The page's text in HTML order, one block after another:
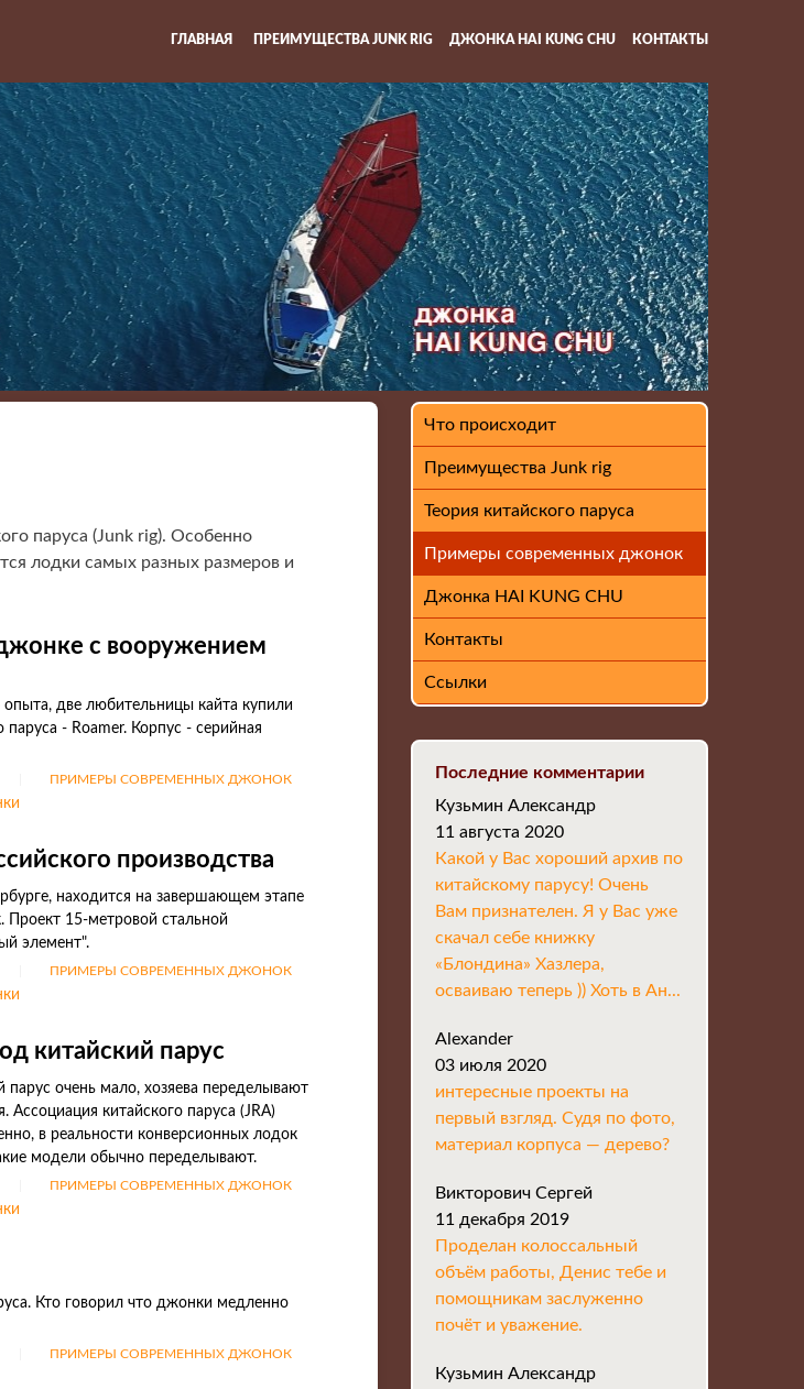
ГЛАВНАЯ ПРЕИМУЩЕСТВА JUNK RIG ДЖОНКА HAI KUNG CHU КОНТАКТЫ
паруса (Junk rig). Особенно
лодки самых разных размеров и
с вооружением
две любительницы кайта купили
- Roamer. Корпус - серийная
ПРИМЕРЫ СОВРЕМЕННЫХ ДЖОНОК
производства
находится на завершающем этапе
Проект 15-метровой стальной
элемент".
ПРИМЕРЫ СОВРЕМЕННЫХ ДЖОНОК
китайский парус
парус очень мало, хозяева переделывают
китайского паруса (JRA)
в реальности конверсионных лодок
модели обычно переделывают.
ПРИМЕРЫ СОВРЕМЕННЫХ ДЖОНОК
Кто говорил что джонки медленно
ПРИМЕРЫ СОВРЕМЕННЫХ ДЖОНОК
Что происходит
Преимущества Junk rig
Теория китайского паруса
Примеры современных джонок
Джонка HAI KUNG CHU
Контакты
Ссылки
Последние комментарии
Кузьмин Александр
11 августа 2020
Какой у Вас хороший архив по
китайскому парусу! Очень
Вам признателен. Я у Вас уже
скачал себе книжку
«Блондина» Хазлера,
осваиваю теперь )) Хоть в Ан...
Alexander
03 июля 2020
интересные проекты на
первый взгляд. Судя по фото,
материал корпуса — дерево?
Викторович Сергей
11 декабря 2019
Проделан колоссальный
объём работы, Денис тебе и
помощникам заслуженно
почёт и уважение.
Кузьмин Александр